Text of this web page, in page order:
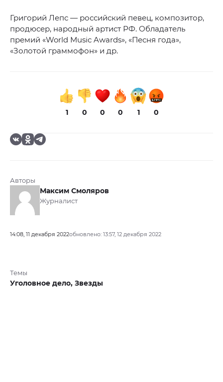
Григорий Лепс — российский певец, композитор,
продюсер, народный артист РФ. Обладатель
премий «World Music Awards», «Песня года»,
«Золотой граммофон» и др.
1 0 0 0 1 0
Авторы
Максим Смоляров
Журналист
14:08, 11 декабря 2022обновлено: 13:57, 12 декабря 2022
Темы
Уголовное дело, Звезды